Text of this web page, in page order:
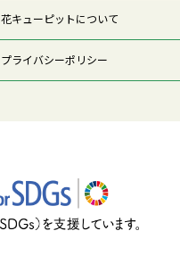
花キューピットについて
プライバシーポリシー
ページの先頭